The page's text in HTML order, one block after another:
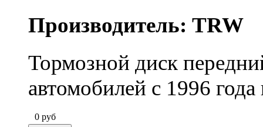
Производитель: TRW
Тормозной диск
автомобилей c 1996
0 руб